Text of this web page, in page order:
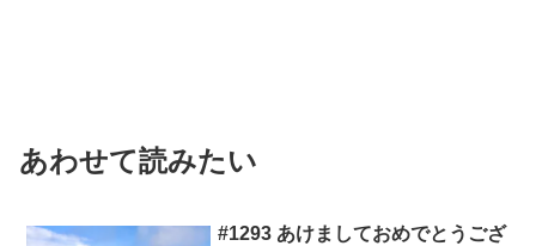
あわせて読みたい
#1293 あけましておめでとうござ